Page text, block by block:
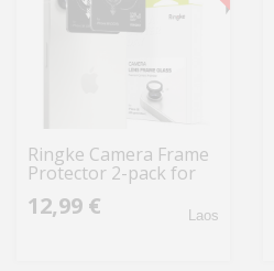
Ringke Camera Frame
Protector 2-pack for
iPhone 16e / 17e -
Black
12,99 € Laos